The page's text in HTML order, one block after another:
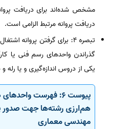
دریافت پروانه مرتبط الزامی است.
تبصره 4: برای گرفتن پروانه
گذراندن واحدهای رسم فنی یا
یکی از دروس اندازه‌گیری و یا
پیوست 6: فهرست
هم‌ارزی رشته‌ها جهت صدور
مهندسی معماری